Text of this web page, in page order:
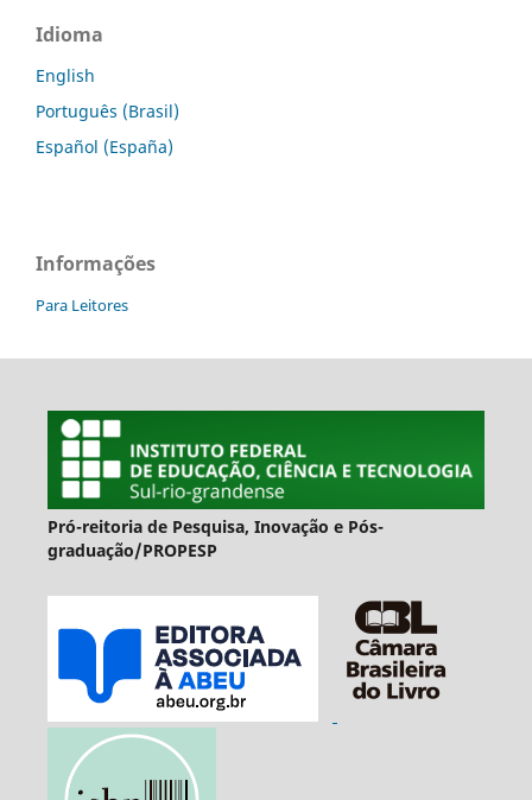
Idioma
English
Português (Brasil)
Español (España)
Informações
Para Leitores
Pró-reitoria de Pesquisa, Inovação e Pós-
graduação/PROPESP